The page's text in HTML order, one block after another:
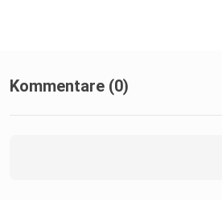
Kommentare (0)